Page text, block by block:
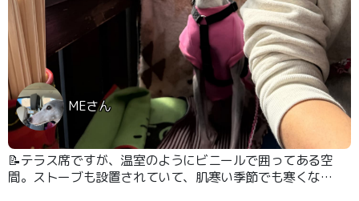
MEさん
📝テラス席ですが、温室のようにビニールで囲ってある空
間。ストーブも設置されていて、肌寒い季節でも寒くない